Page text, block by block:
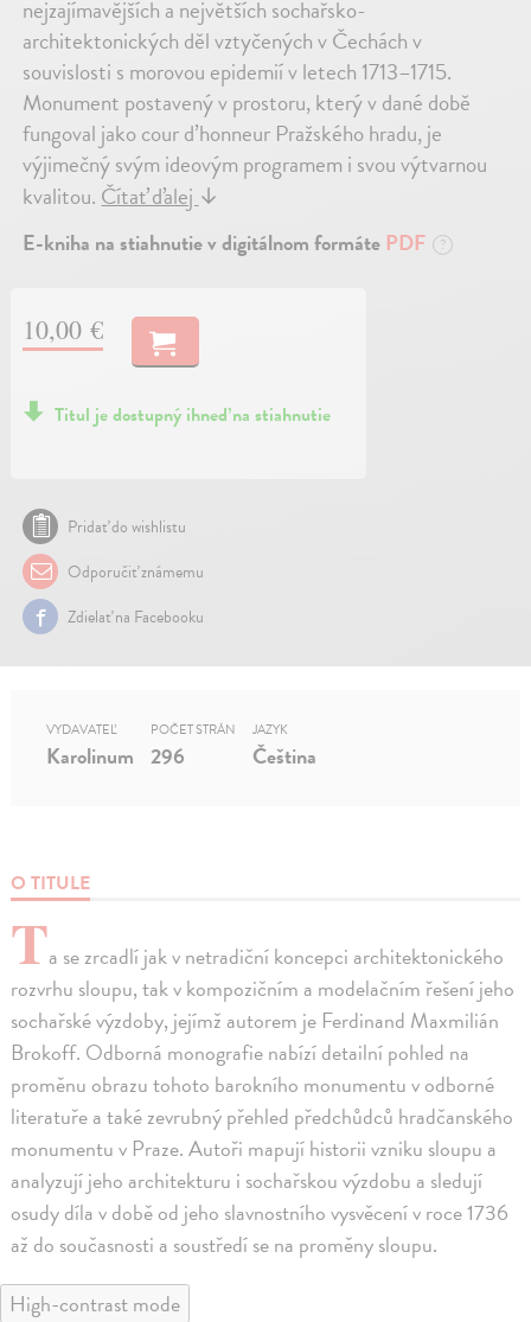
nejzajímavějších a největších sochařsko-
architektonických děl vztyčených v Čechách v
souvislosti s morovou epidemií v letech 1713–1715.
Monument postavený v prostoru, který v dané době
fungoval jako cour d’honneur Pražského hradu, je
výjimečný svým ideovým programem i svou výtvarnou
kvalitou.Čítať ďalej↓
E-kniha na stiahnutie v digitálnom formátePDF ?
10,00 €
Titul je dostupný ihneď na stiahnutie
Pridať do wishlistu
Odporučiť známemu
Zdielať na Facebooku
O TITULE
Ta se zrcadlí jak v netradiční koncepci architektonického
rozvrhu sloupu, tak v kompozičním a modelačním řešení jeho
sochařské výzdoby, jejímž autorem je Ferdinand Maxmilián
Brokoff. Odborná monografie nabízí detailní pohled na
proměnu obrazu tohoto barokního monumentu v odborné
literatuře a také zevrubný přehled předchůdců hradčanského
monumentu v Praze. Autoři mapují historii vzniku sloupu a
analyzují jeho architekturu i sochařskou výzdobu a sledují
osudy díla v době od jeho slavnostního vysvěcení v roce 1736
až do současnosti a soustředí se na proměny sloupu.
VYDAVATEĽ
Karolinum
POČET STRÁN
296
JAZYK
Čeština
High-contrast mode